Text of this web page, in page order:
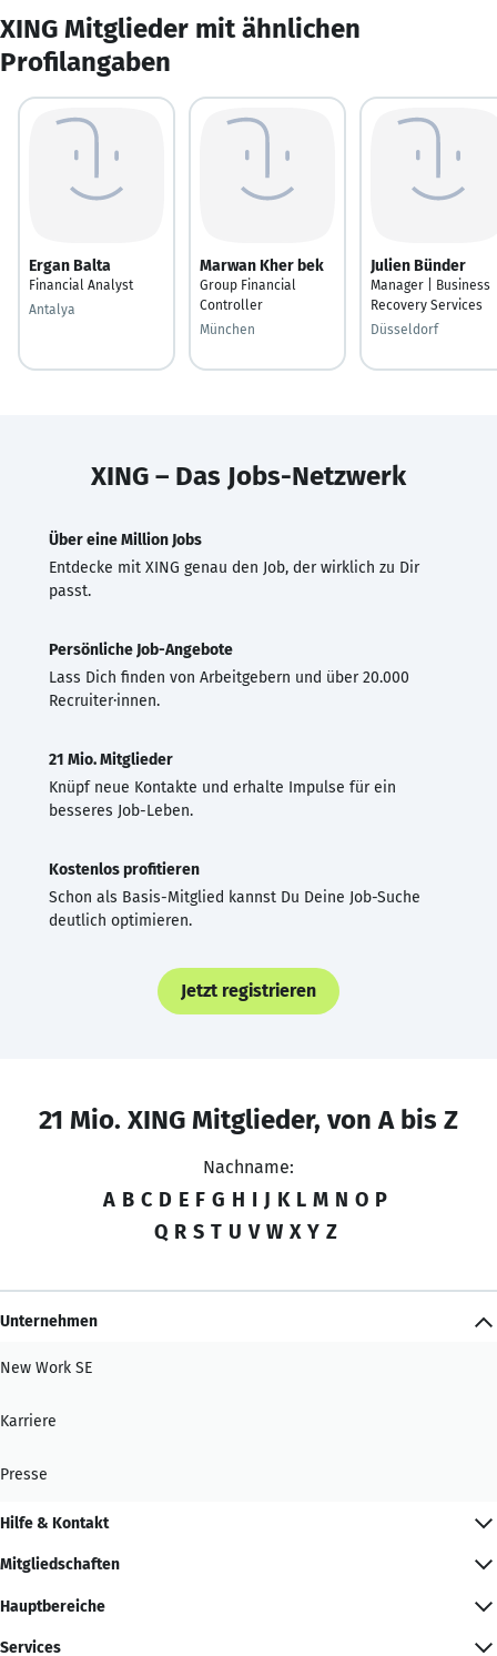
XING Mitglieder mit ähnlichen
Profilangaben
Ergan Balta
Financial Analyst
Antalya
Marwan Kher bek
Group Financial
Controller
München
Julien Bünder
Manager | Business
Recovery Services
Düsseldorf
XING – Das Jobs-Netzwerk
Über eine Million Jobs
Entdecke mit XING genau den Job, der wirklich zu Dir
passt.
Persönliche Job-Angebote
Lass Dich finden von Arbeitgebern und über 20.000
Recruiter·innen.
21 Mio. Mitglieder
Knüpf neue Kontakte und erhalte Impulse für ein
besseres Job-Leben.
Kostenlos profitieren
Schon als Basis-Mitglied kannst Du Deine Job-Suche
deutlich optimieren.
Jetzt registrieren
21 Mio. XING Mitglieder, von A bis Z
Nachname:
A B C D E F G H I J K L M N O P
Q R S T U V W X Y Z
Unternehmen
New Work SE
Karriere
Presse
Hilfe & Kontakt
Mitgliedschaften
Hauptbereiche
Services